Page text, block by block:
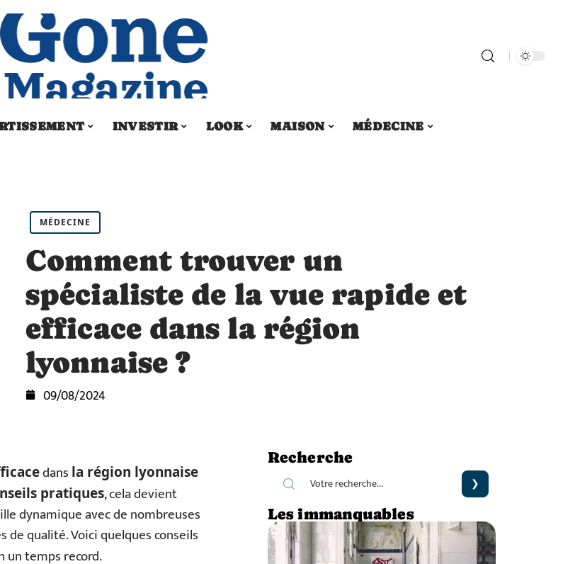
INVESTIR LOOK MAISON
MÉDECINE
MÉDECINE
Comment trouver un
spécialiste de la vue rapide et
efficace dans la région
lyonnaise ?
09/08/2024
dans la région lyonnaise
pratiques, cela devient
dynamique avec de nombreuses
qualité. Voici quelques conseils
un temps record.
Recherche
Les immanquables